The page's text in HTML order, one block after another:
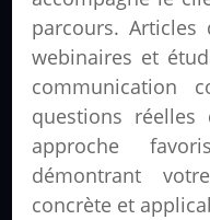
parcours. Articles
webinaires et
communication
questions réelles
approche
démontrant
concrète et